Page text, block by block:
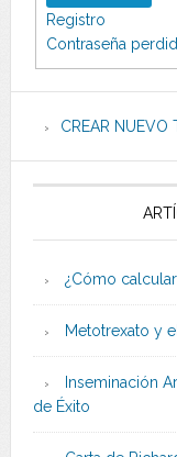
Registro
Contraseña
CREAR NUEVO
¿Cómo
Metotrexato y
Inseminación
de Éxito